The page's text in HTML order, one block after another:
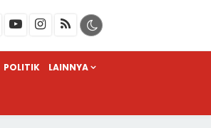
POLITIK LAINNYA